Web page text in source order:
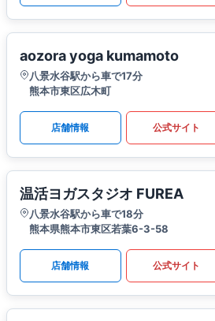
aozora yoga kumamoto
八景水谷駅から車で17分
熊本市東区広木町
店舗情報 公式サイト
温活ヨガスタジオ FUREA
八景水谷駅から車で18分
熊本県熊本市東区若葉6-3-58
店舗情報 公式サイト